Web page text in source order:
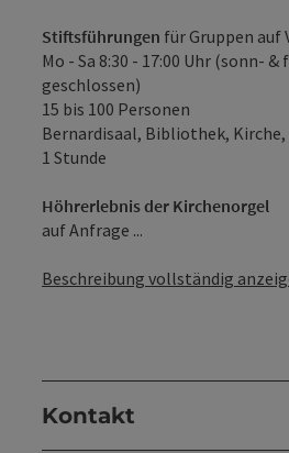
Stiftsführungen für Gruppen auf
Mo - Sa 8:30 - 17:00 Uhr (sonn-
geschlossen)
15 bis 100 Personen
Bernardisaal, Bibliothek, Kirche,
1 Stunde
Höhrerlebnis der Kirchenorgel
auf Anfrage ...
Beschreibung vollständig
Kontakt